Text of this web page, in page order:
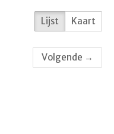
Lijst Kaart
Volgende →